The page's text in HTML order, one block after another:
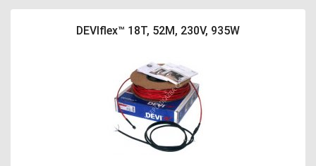
DEVIflex™ 18T, 52M, 230V, 935W